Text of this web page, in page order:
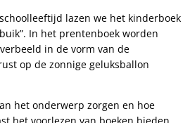
lazen we het kinderboek
In het prentenboek worden
in de vorm van de
op de zonnige geluksballon
het onderwerp zorgen en hoe
het voorlezen van boeken bieden